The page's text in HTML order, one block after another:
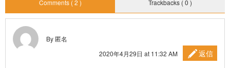
Comments ( 2 ) Trackbacks ( 0 )
By 匿名
2020年4月29日 at 11:32 AM
返信